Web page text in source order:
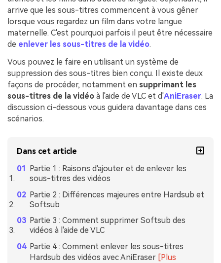
arrive que les sous-titres commencent à vous gêner
lorsque vous regardez un film dans votre langue
maternelle. C'est pourquoi parfois il peut être nécessaire
de enlever les sous-titres de la vidéo.
Vous pouvez le faire en utilisant un système de
suppression des sous-titres bien conçu. Il existe deux
façons de procéder, notamment en supprimant les
sous-titres de la vidéo à l'aide de VLC et d'AniEraser. La
discussion ci-dessous vous guidera davantage dans ces
scénarios.
Dans cet article
Partie 1 : Raisons d'ajouter et de enlever les
sous-titres des vidéos
Partie 2 : Différences majeures entre Hardsub et
Softsub
Partie 3 : Comment supprimer Softsub des
vidéos à l'aide de VLC
Partie 4 : Comment enlever les sous-titres
Hardsub des vidéos avec AniEraser[Plus